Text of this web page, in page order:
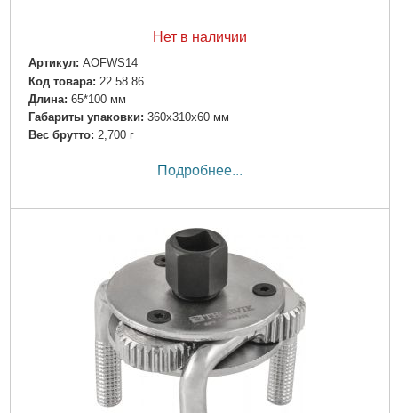
Нет в наличии
Артикул: AOFWS14
Код товара: 22.58.86
Длина: 65*100 мм
Габариты упаковки: 360x310x60 мм
Вес брутто: 2,700 г
Подробнее...